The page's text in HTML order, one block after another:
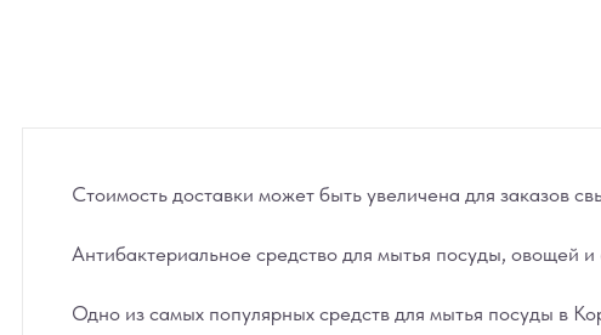
Стоимость доставки может быть увеличена для заказов
Антибактериальное средство для мытья посуды, овощей
Одно из самых популярных средств для мытья посуды в